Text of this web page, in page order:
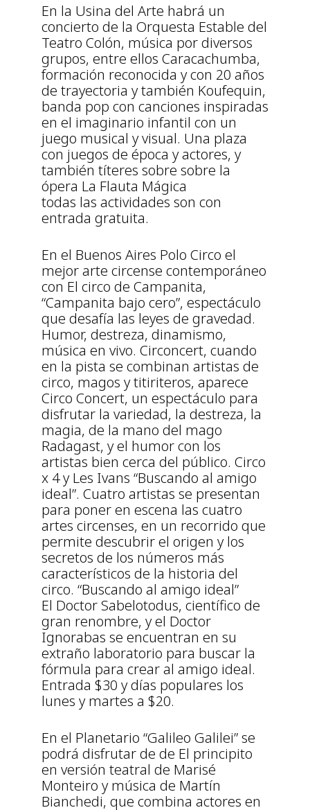
En la Usina del Arte habrá un
concierto de la Orquesta Estable del
Teatro Colón, música por diversos
grupos, entre ellos Caracachumba,
formación reconocida y con 20 años
de trayectoria y también Koufequin,
banda pop con canciones inspiradas
en el imaginario infantil con un
juego musical y visual. Una plaza
con juegos de época y actores, y
también títeres sobre sobre la
ópera La Flauta Mágica
todas las actividades son con
entrada gratuita.
En el Buenos Aires Polo Circo el
mejor arte circense contemporáneo
con El circo de Campanita,
“Campanita bajo cero”, espectáculo
que desafía las leyes de gravedad.
Humor, destreza, dinamismo,
música en vivo. Circoncert, cuando
en la pista se combinan artistas de
circo, magos y titiriteros, aparece
Circo Concert, un espectáculo para
disfrutar la variedad, la destreza, la
magia, de la mano del mago
Radagast, y el humor con los
artistas bien cerca del público. Circo
x 4 y Les Ivans “Buscando al amigo
ideal”. Cuatro artistas se presentan
para poner en escena las cuatro
artes circenses, en un recorrido que
permite descubrir el origen y los
secretos de los números más
característicos de la historia del
circo. “Buscando al amigo ideal”
El Doctor Sabelotodus, científico de
gran renombre, y el Doctor
Ignorabas se encuentran en su
extraño laboratorio para buscar la
fórmula para crear al amigo ideal.
Entrada $30 y días populares los
lunes y martes a $20.
En el Planetario “Galileo Galilei” se
podrá disfrutar de de El principito
en versión teatral de Marisé
Monteiro y música de Martín
Bianchedi, que combina actores en